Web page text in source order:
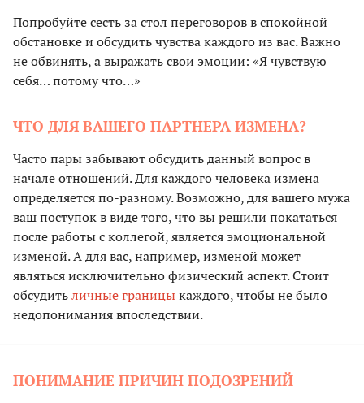
Попробуйте сесть за стол переговоров в спокойной
обстановке и обсудить чувства каждого из вас. Важно
не обвинять, а выражать свои эмоции: «Я чувствую
себя… потому что…»
ЧТО ДЛЯ ВАШЕГО ПАРТНЕРА ИЗМЕНА?
Часто пары забывают обсудить данный вопрос в
начале отношений. Для каждого человека измена
определяется по-разному. Возможно, для вашего мужа
ваш поступок в виде того, что вы решили покататься
после работы с коллегой, является эмоциональной
изменой. А для вас, например, изменой может
являться исключительно физический аспект. Стоит
обсудитьличные границыкаждого, чтобы не было
недопонимания впоследствии.
ПОНИМАНИЕ ПРИЧИН ПОДОЗРЕНИЙ